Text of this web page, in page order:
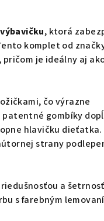
, ktorá
komplet od
je ideálny aj
čo výrazne
gombíky
hlavičku dieťatka.
strany
a
s farebným